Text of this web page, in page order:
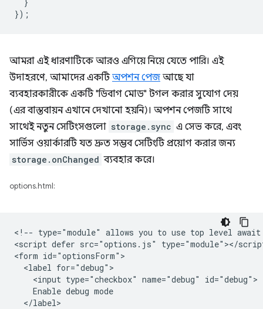
});
আমরা এই ধারণাটিকে আরও এগিয়ে নিয়ে যেতে পারি। এই
উদাহরণে, আমাদের একটিঅপশন পেজ আছে যা
ব্যবহারকারীকে একটি "ডিবাগ মোড" টগল করার সুযোগ দেয়
(এর বাস্তবায়ন এখানে দেখানো হয়নি)। অপশন পেজটি সাথে
সাথেই নতুন সেটিংসগুলো storage.sync এ সেভ করে, এবং
সার্ভিস ওয়ার্কারটি যত দ্রুত সম্ভব সেটিংটি প্রয়োগ করার জন্য
storage.onChanged ব্যবহার করে।
options.html:
<!-- type="module" allows you to use top level
<script defer src="options.js" type="module"></
<form id="optionsForm">
  <label for="debug">
    <input type="checkbox" name="debug" id="debug">
    Enable debug mode
  </label>